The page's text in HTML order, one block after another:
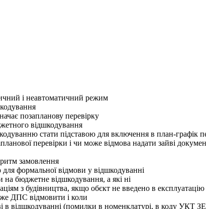
і неавтоматичний режим
позапланову перевірку
відшкодування
стати підставою для включення в план-графік
перевірки і чи може відмова надати зайві
замовлення
формальної відмови у відшкодуванні
бюджетне відшкодування, а які ні
з будівництва, якщо обєкт не введено в експлуатацію
ДПС відмовити і коли
в відшкодуванні (помилки в номенклатурі, в коду УКТ